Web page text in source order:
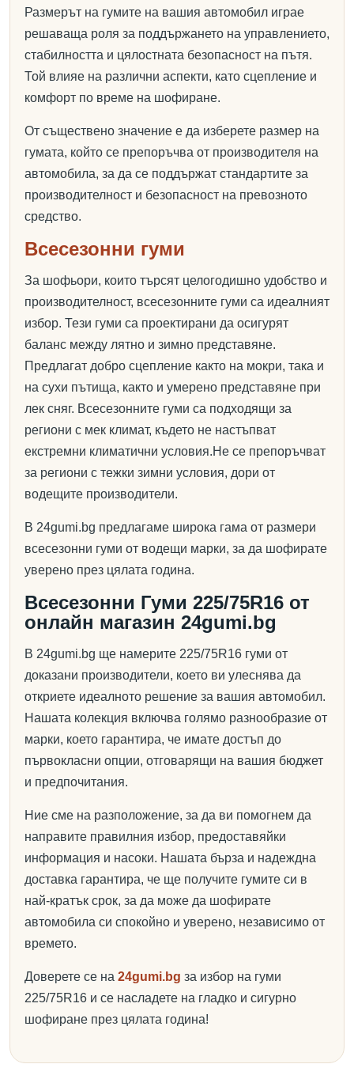
Размерът на гумите на вашия автомобил играе
решаваща роля за поддържането на управлението,
стабилността и цялостната безопасност на пътя.
Той влияе на различни аспекти, като сцепление и
комфорт по време на шофиране.
От съществено значение е да изберете размер на
гумата, който се препоръчва от производителя на
автомобила, за да се поддържат стандартите за
производителност и безопасност на превозното
средство.
Всесезонни гуми
За шофьори, които търсят целогодишно удобство и
производителност, всесезонните гуми са идеалният
избор. Тези гуми са проектирани да осигурят
баланс между лятно и зимно представяне.
Предлагат добро сцепление както на мокри, така и
на сухи пътища, както и умерено представяне при
лек сняг. Всесезонните гуми са подходящи за
региони с мек климат, където не настъпват
екстремни климатични условия.Не се препоръчват
за региони с тежки зимни условия, дори от
водещите производители.
В 24gumi.bg предлагаме широка гама от размери
всесезонни гуми от водещи марки, за да шофирате
уверено през цялата година.
Всесезонни Гуми 225/75R16 от
онлайн магазин 24gumi.bg
В 24gumi.bg ще намерите 225/75R16 гуми от
доказани производители, което ви улеснява да
откриете идеалното решение за вашия автомобил.
Нашата колекция включва голямо разнообразие от
марки, което гарантира, че имате достъп до
първокласни опции, отговарящи на вашия бюджет
и предпочитания.
Ние сме на разположение, за да ви помогнем да
направите правилния избор, предоставяйки
информация и насоки. Нашата бърза и надеждна
доставка гарантира, че ще получите гумите си в
най-кратък срок, за да може да шофирате
автомобила си спокойно и уверено, независимо от
времето.
Доверете се на 24gumi.bg за избор на гуми
225/75R16 и се насладете на гладко и сигурно
шофиране през цялата година!